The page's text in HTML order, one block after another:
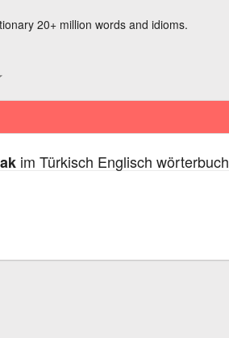
20+ million words and idioms.
im Türkisch Englisch wörterbuch